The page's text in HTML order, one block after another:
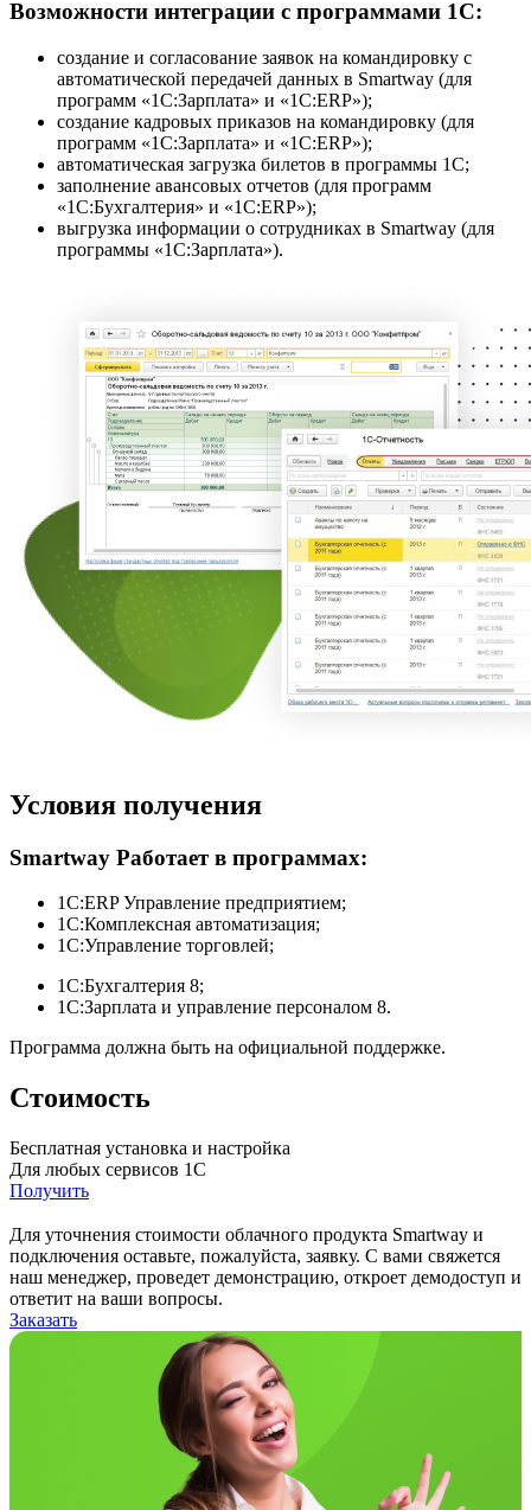
Возможности интеграции с программами 1С:
создание и согласование заявок на командировку с
автоматической передачей данных в Smartway (для
программ «1С:Зарплата» и «1С:ERP»);
создание кадровых приказов на командировку (для
программ «1С:Зарплата» и «1С:ERP»);
автоматическая загрузка билетов в программы 1С;
заполнение авансовых отчетов (для программ
«1С:Бухгалтерия» и «1С:ERP»);
выгрузка информации о сотрудниках в Smartway (для
программы «1С:Зарплата»).
Условия получения
Smartway Работает в программах:
1С:ERP Управление предприятием;
1С:Комплексная автоматизация;
1С:Управление торговлей;
1С:Бухгалтерия 8;
1С:Зарплата и управление персоналом 8.
Программа должна быть на официальной поддержке.
Стоимость
Бесплатная установка и настройка
Для любых сервисов 1С
Получить
Для уточнения стоимости облачного продукта Smartway и
подключения оставьте, пожалуйста, заявку. С вами свяжется
наш менеджер, проведет демонстрацию, откроет демодоступ и
ответит на ваши вопросы.
Заказать